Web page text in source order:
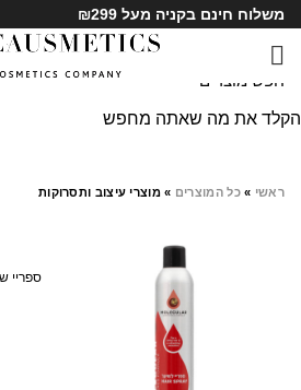
משלוח חינם בקניה מעל ₪299
ראשי »כל המוצרים »מוצרי עיצוב ותסרוקות
ספריי
הקלד את מה שאתה מחפש